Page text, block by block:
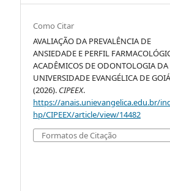
Como Citar
AVALIAÇÃO DA PREVALÊNCIA DE
ANSIEDADE E PERFIL
ACADÊMICOS DE ODONTOLOGIA DA
UNIVERSIDADE EVANGÉLICA DE
(2026). CIPEEX.
https://anais.unievangelica.edu.br/
hp/CIPEEX/article/view/14482
Formatos de Citação